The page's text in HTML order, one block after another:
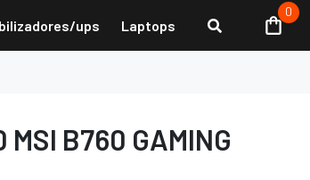
ups Laptops
0
B760 GAMING